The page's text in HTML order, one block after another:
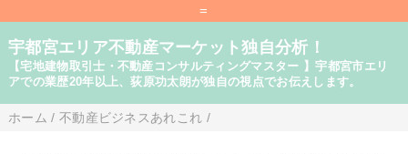
=
宇都宮エリア不動産マーケット独自分析！
【宅地建物取引士・不動産コンサルティングマスター 】宇都宮市エリ
アでの業歴20年以上、荻原功太朗が独自の視点でお伝えします。
ホーム / 不動産ビジネスあれこれ /